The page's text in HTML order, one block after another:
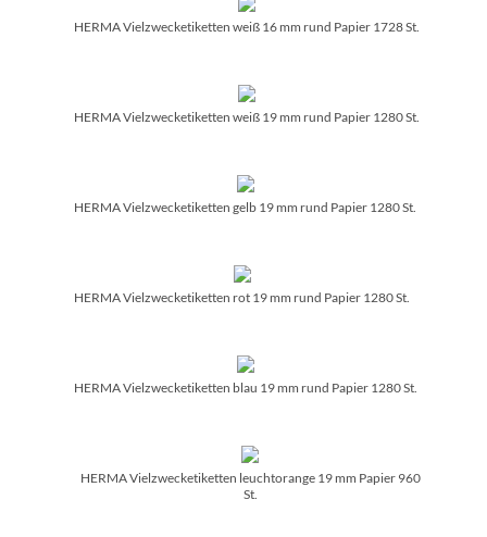
HERMA Vielzwecketiketten weiß 16 mm rund Papier 1728 St.
HERMA Vielzwecketiketten weiß 19 mm rund Papier 1280 St.
HERMA Vielzwecketiketten gelb 19 mm rund Papier 1280 St.
HERMA Vielzwecketiketten rot 19 mm rund Papier 1280 St.
HERMA Vielzwecketiketten blau 19 mm rund Papier 1280 St.
HERMA Vielzwecketiketten leuchtorange 19 mm Papier 960
St.